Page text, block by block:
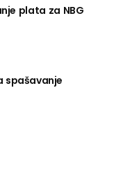
plata za NBG
spašavanje